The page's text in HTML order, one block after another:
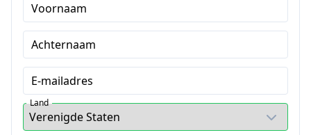
Voornaam
Achternaam
E-mailadres
Land